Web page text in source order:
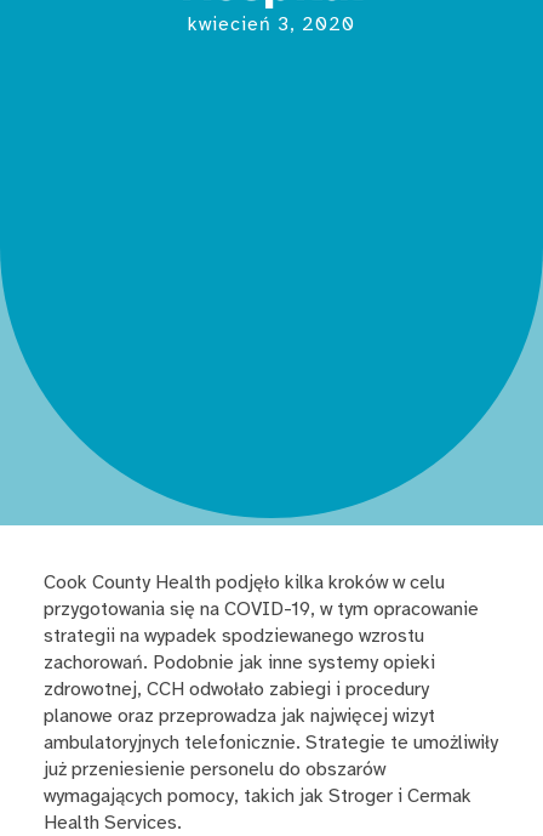
kwiecień 3, 2020
Cook County Health podjęło kilka kroków w celu
przygotowania się na COVID-19, w tym opracowanie
strategii na wypadek spodziewanego wzrostu
zachorowań. Podobnie jak inne systemy opieki
zdrowotnej, CCH odwołało zabiegi i procedury
planowe oraz przeprowadza jak najwięcej wizyt
ambulatoryjnych telefonicznie. Strategie te umożliwiły
już przeniesienie personelu do obszarów
wymagających pomocy, takich jak Stroger i Cermak
Health Services.